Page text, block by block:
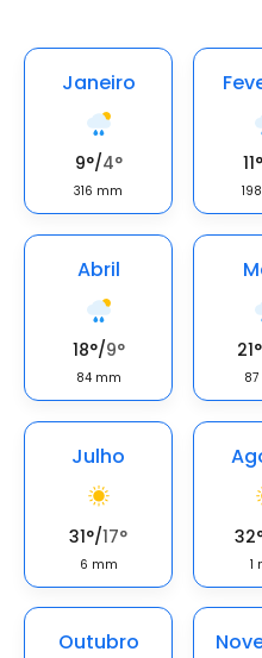
Janeiro
9°/4°
316 mm
11°
198
Abril
18°/9°
84 mm
21°
87
Julho
31°/17°
6 mm
32
1
Outubro